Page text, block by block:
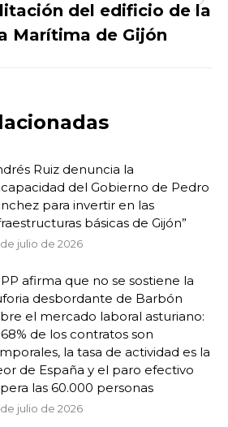
Publicación
siguiente:
del edificio de la
Marítima de Gijón
Ruiz denuncia la
del Gobierno de Pedro
para invertir en las
básicas de Gijón”
julio de 2026
PP afirma que no se sostiene la
desbordante de Barbón
el mercado laboral asturiano:
de los contratos son
la tasa de actividad es la
de España y el paro efectivo
las 60.000 personas
julio de 2026